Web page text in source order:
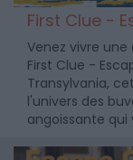
First Clue -
Venez vivre
First Clue -
Transylvania,
l'univers des
angoissante